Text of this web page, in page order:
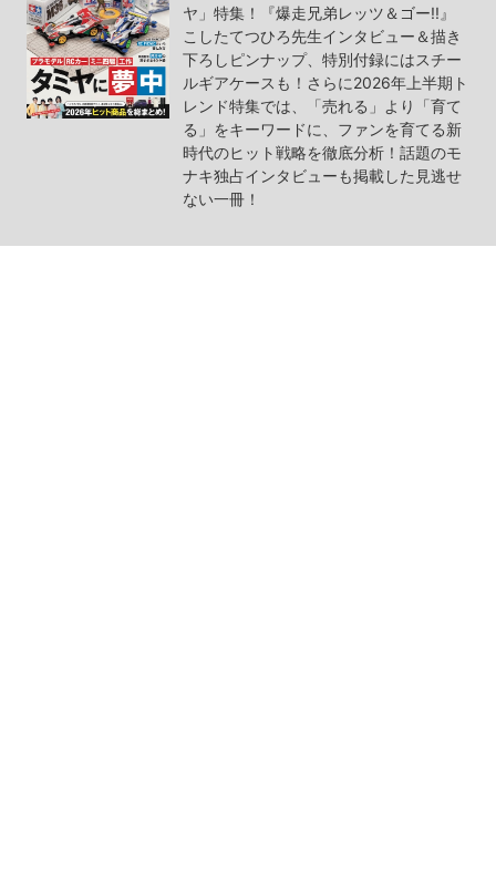
ヤ」特集！『爆走兄弟レッツ＆ゴー!!』
こしたてつひろ先生インタビュー＆描き
下ろしピンナップ、特別付録にはスチー
ルギアケースも！さらに2026年上半期ト
レンド特集では、「売れる」より「育て
る」をキーワードに、ファンを育てる新
時代のヒット戦略を徹底分析！話題のモ
ナキ独占インタビューも掲載した見逃せ
ない一冊！